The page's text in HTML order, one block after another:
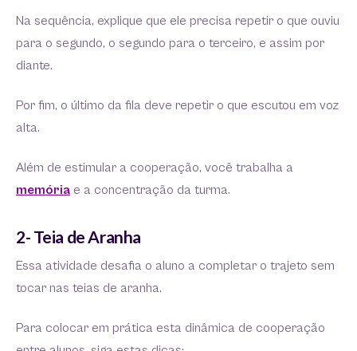
Na sequência, explique que ele precisa repetir o que ouviu
para o segundo, o segundo para o terceiro, e assim por
diante.
Por fim, o último da fila deve repetir o que escutou em voz
alta.
Além de estimular a cooperação, você trabalha a
memória e a concentração da turma.
2- Teia de Aranha
Essa atividade desafia o aluno a completar o trajeto sem
tocar nas teias de aranha.
Para colocar em prática esta dinâmica de cooperação